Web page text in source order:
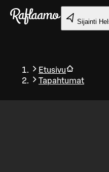
Siirry pääsisältöön
Sijainti
Etusivu
Tapahtumat
Takaisin